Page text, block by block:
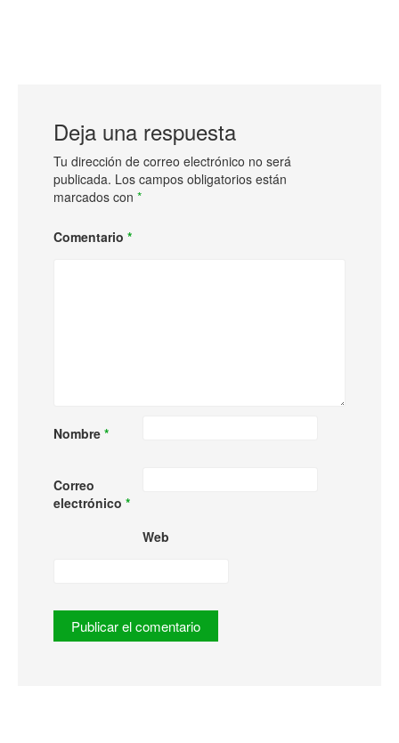
Deja una respuesta
Tu dirección de correo electrónico no será
publicada. Los campos obligatorios están
marcados con *
Comentario *
Nombre *
Correo
electrónico *
Web